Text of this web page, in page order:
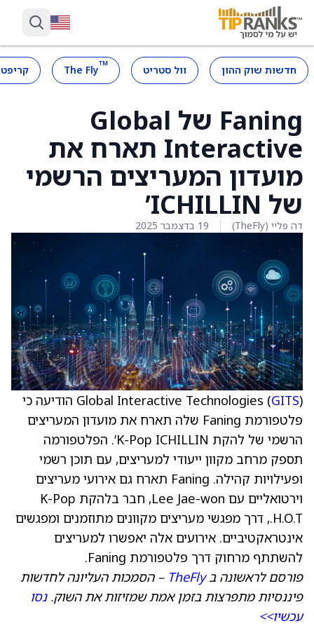
חדשות שוק ההון וול סטריט ™
The Fly
Faning של Global
Interactive תארח את
מועדון המעריצים הרשמי
של ICHILLIN’
דה פליי (TheFly) 19 בדצמבר 2025
Global Interactive Technologies (GITS
) הודיעה כי
פלטפורמת Faning שלה תארח את מועדון המעריצים
הרשמי של להקת K-Pop ICHILLIN’. הפלטפורמה
תספק מרחב מקוון ייעודי למעריצים, עם תוכן רשמי
ופעילויות קהילה. Faning תארח גם אירועי מעריצים
וירטואליים עם Lee Jae-won, חבר בלהקת K-Pop
H.O.T., דרך מפגשי מעריצים מקוונים מתוזמנים ומפגשים
אינטראקטיביים. אירועים אלה יאפשרו למעריצים
להשתתף מרחוק דרך פלטפורמת Faning.
פורסם לראשונה בTheFly – הסמכות העליונה לחדשות
פיננסיות מתפרצות בזמן אמת שמזיזות את השוק.נסו
עכשיו>>